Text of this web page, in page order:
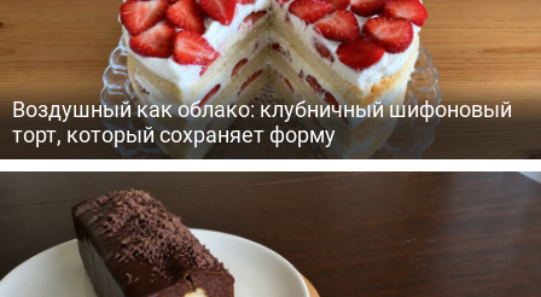
Воздушный как облако: клубничный шифоновый
торт, который сохраняет форму